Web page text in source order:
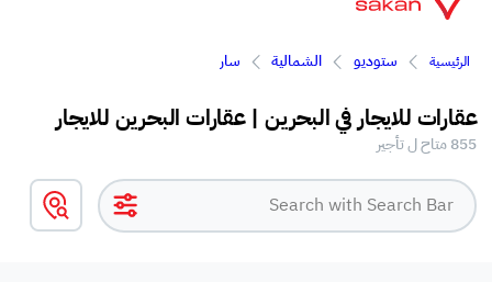
بالعمولة
الرئيسية ستوديو الشمالية سار
عقارات للايجار في البحرين | عقارات البحرين للايجار
855 متاح ل تأجير